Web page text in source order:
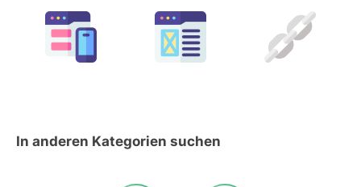
In anderen Kategorien suchen